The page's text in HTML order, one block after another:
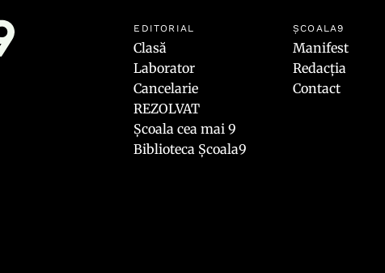
EDITORIAL
Clasă
Laborator
Cancelarie
REZOLVAT
Școala cea mai 9
Biblioteca Școala9
ȘCOALA9
Manifest
Redacția
Contact